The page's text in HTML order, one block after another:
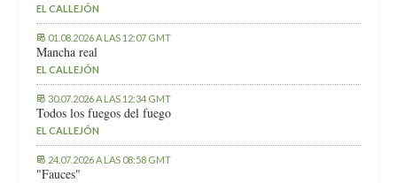
EL CALLEJÓN
01.08.2026 A LAS 12:07 GMT
Mancha real
EL CALLEJÓN
30.07.2026 A LAS 12:34 GMT
Todos los fuegos del fuego
EL CALLEJÓN
24.07.2026 A LAS 08:58 GMT
"Fauces"